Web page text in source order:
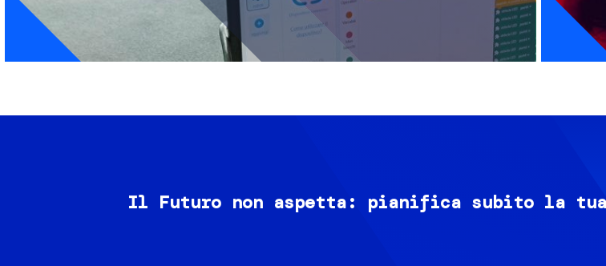
Il Futuro non aspetta: pianifica subito la